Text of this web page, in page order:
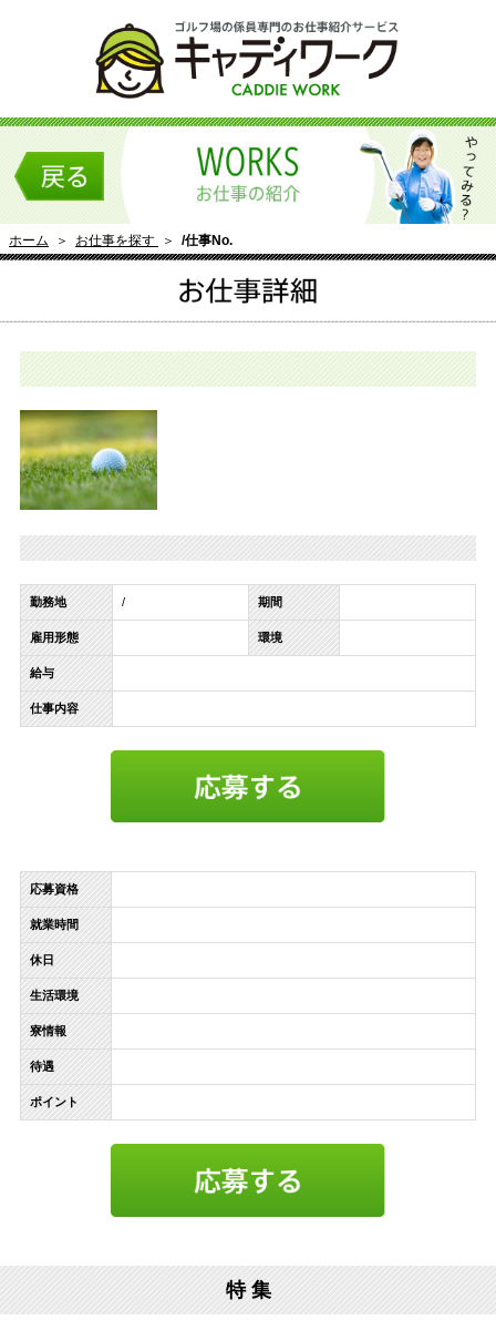
ホーム ＞ お仕事を探す ＞ /仕事No.
勤務地 / 期間
雇用形態 環境
給与
仕事内容
応募資格
就業時間
休日
生活環境
寮情報
待遇
ポイント
特 集